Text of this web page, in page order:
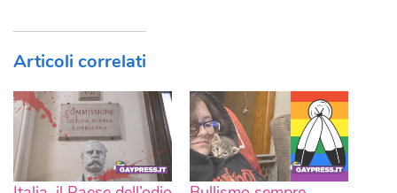
Articoli correlati